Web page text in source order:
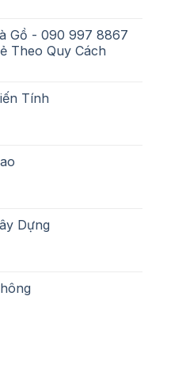
Gồ - 090 997 8867
Theo Quy Cách
Tính
Dựng